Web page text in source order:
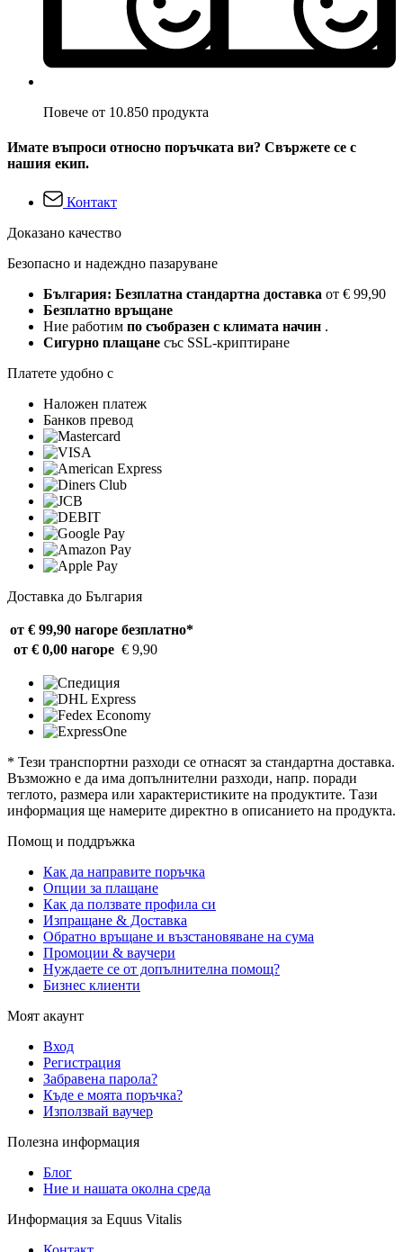
Повече от 10.850 продукта
Имате въпроси относно поръчката ви? Свържете се с
нашия екип.
Контакт
Доказано качество
Безопасно и надеждно пазаруване
България: Безплатна стандартна доставка от € 99,90
Безплатно връщане
Ние работим по съобразен с климата начин .
Сигурно плащане със SSL-криптиране
Платете удобно с
Наложен платеж
Банков превод
Доставка до България
от € 99,90 нагоре безплатно*
от € 0,00 нагоре € 9,90
* Тези транспортни разходи се отнасят за стандартна доставка.
Възможно е да има допълнителни разходи, напр. поради
теглото, размера или характеристиките на продуктите. Тази
информация ще намерите директно в описанието на продукта.
Помощ и поддръжка
Как да направите поръчка
Опции за плащане
Как да ползвате профила си
Изпращане & Доставка
Обратно връщане и възстановяване на сума
Промоции & ваучери
Нуждаете се от допълнителна помощ?
Бизнес клиенти
Моят акаунт
Вход
Регистрация
Забравена парола?
Къде е моята поръчка?
Използвай ваучер
Полезна информация
Блог
Ние и нашата околна среда
Информация за Equus Vitalis